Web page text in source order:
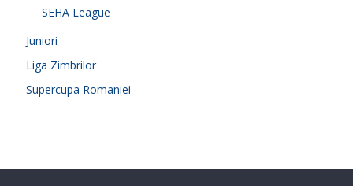
SEHA League
Juniori
Liga Zimbrilor
Supercupa Romaniei